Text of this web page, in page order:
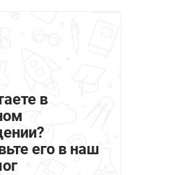
в
его в наш